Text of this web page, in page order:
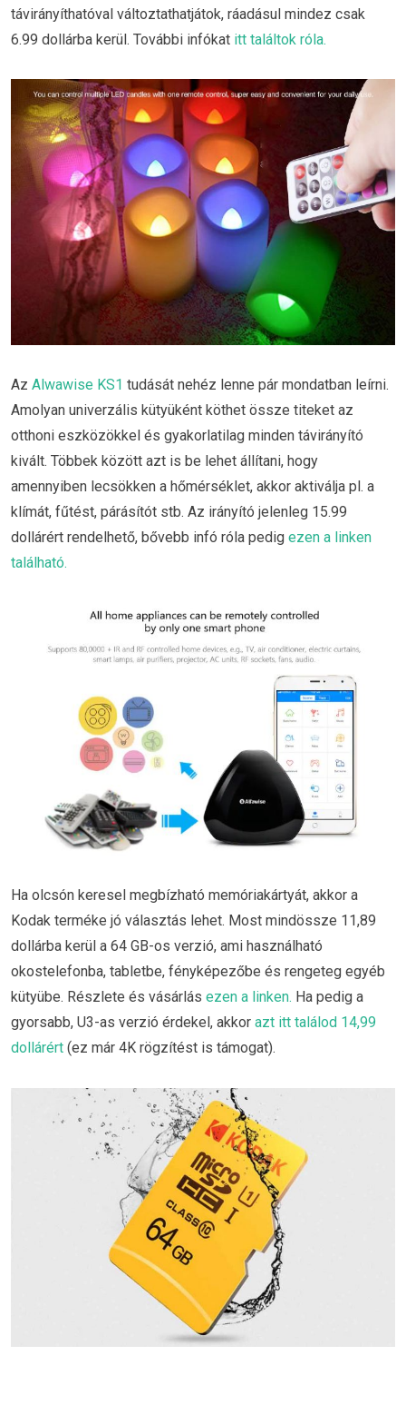
távirányíthatóval változtathatjátok, ráadásul mindez csak
6.99 dollárba kerül. További infókat itt találtok róla.
Az Alwawise KS1 tudását nehéz lenne pár mondatban leírni.
Amolyan univerzális kütyüként köthet össze titeket az
otthoni eszközökkel és gyakorlatilag minden távirányító
kivált. Többek között azt is be lehet állítani, hogy
amennyiben lecsökken a hőmérséklet, akkor aktiválja pl. a
klímát, fűtést, párásítót stb. Az irányító jelenleg 15.99
dollárért rendelhető, bővebb infó róla pedig ezen a linken
található.
Ha olcsón keresel megbízható memóriakártyát, akkor a
Kodak terméke jó választás lehet. Most mindössze 11,89
dollárba kerül a 64 GB-os verzió, ami használható
okostelefonba, tabletbe, fényképezőbe és rengeteg egyéb
kütyübe. Részlete és vásárlás ezen a linken. Ha pedig a
gyorsabb, U3-as verzió érdekel, akkor azt itt találod 14,99
dollárért (ez már 4K rögzítést is támogat).